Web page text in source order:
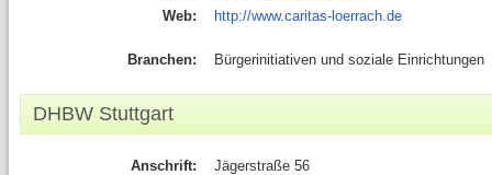
Web:
http://www.caritas-loerrach.de
Branchen: Bürgerinitiativen und soziale Einrichtungen
DHBW Stuttgart
Anschrift:
Jägerstraße 56